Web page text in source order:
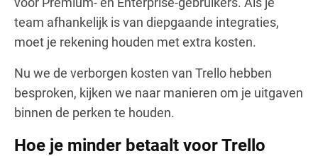
team afhankelijk is van diepgaande integraties,
moet je rekening houden met extra kosten.
Nu we de verborgen kosten van Trello hebben
besproken, kijken we naar manieren om je uitgaven
binnen de perken te houden.
Hoe je minder betaalt voor Trello